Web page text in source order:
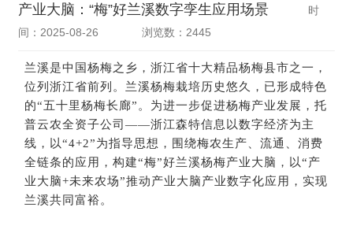
产业大脑：“梅”好兰溪数字孪生应用场景
时
间：2025-08-26
浏览数：2445
兰溪是中国杨梅之乡，浙江省十大精品杨梅县市之一，
位列浙江省前列。兰溪杨梅栽培历史悠久，已形成特色
的“五十里杨梅长廊”。为进一步促进杨梅产业发展，托
普云农全资子公司——浙江森特信息以数字经济为主
线，以“4+2”为指导思想，围绕梅农生产、流通、消费
全链条的应用，构建“梅”好兰溪杨梅产业大脑，以“产
业大脑+未来农场”推动产业大脑产业数字化应用，实现
兰溪共同富裕。